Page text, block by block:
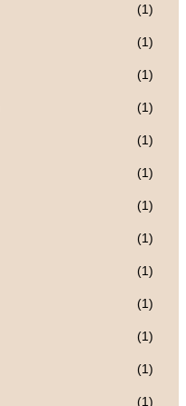
(1)
(1)
(1)
(1)
(1)
(1)
(1)
(1)
(1)
(1)
(1)
(1)
(1)